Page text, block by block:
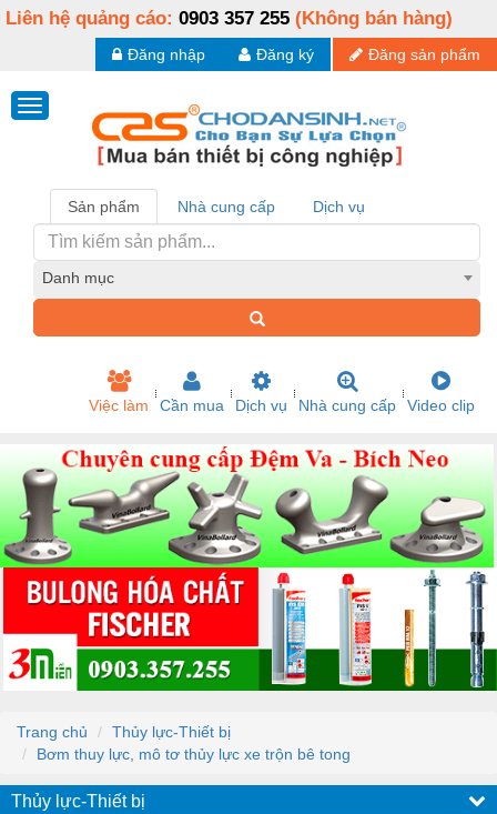
Liên hệ quảng cáo: 0903 357 255 (Không bán hàng)
Đăng sản phẩm
Đăng ký
Đăng nhập
Sản phẩm Nhà cung cấp Dịch vụ
Danh mục
Việc làm Cần mua Dịch vụ Nhà cung cấp Video clip
Trang chủ
Thủy lực-Thiết bị
Bơm thuy lực, mô tơ thủy lực xe trộn bê tong
Thủy lực-Thiết bị